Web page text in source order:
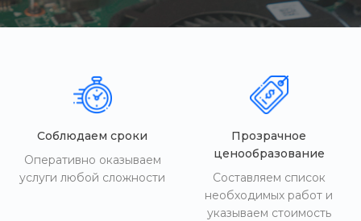
Соблюдаем сроки
Оперативно оказываем
услуги любой сложности
Прозрачное
ценообразование
Составляем список
необходимых работ и
указываем стоимость